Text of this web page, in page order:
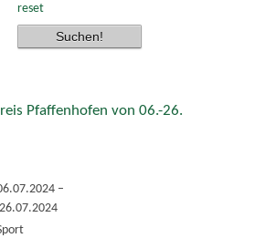
reset
Pfaffenhofen von 06.-26.
–
26.07.2024